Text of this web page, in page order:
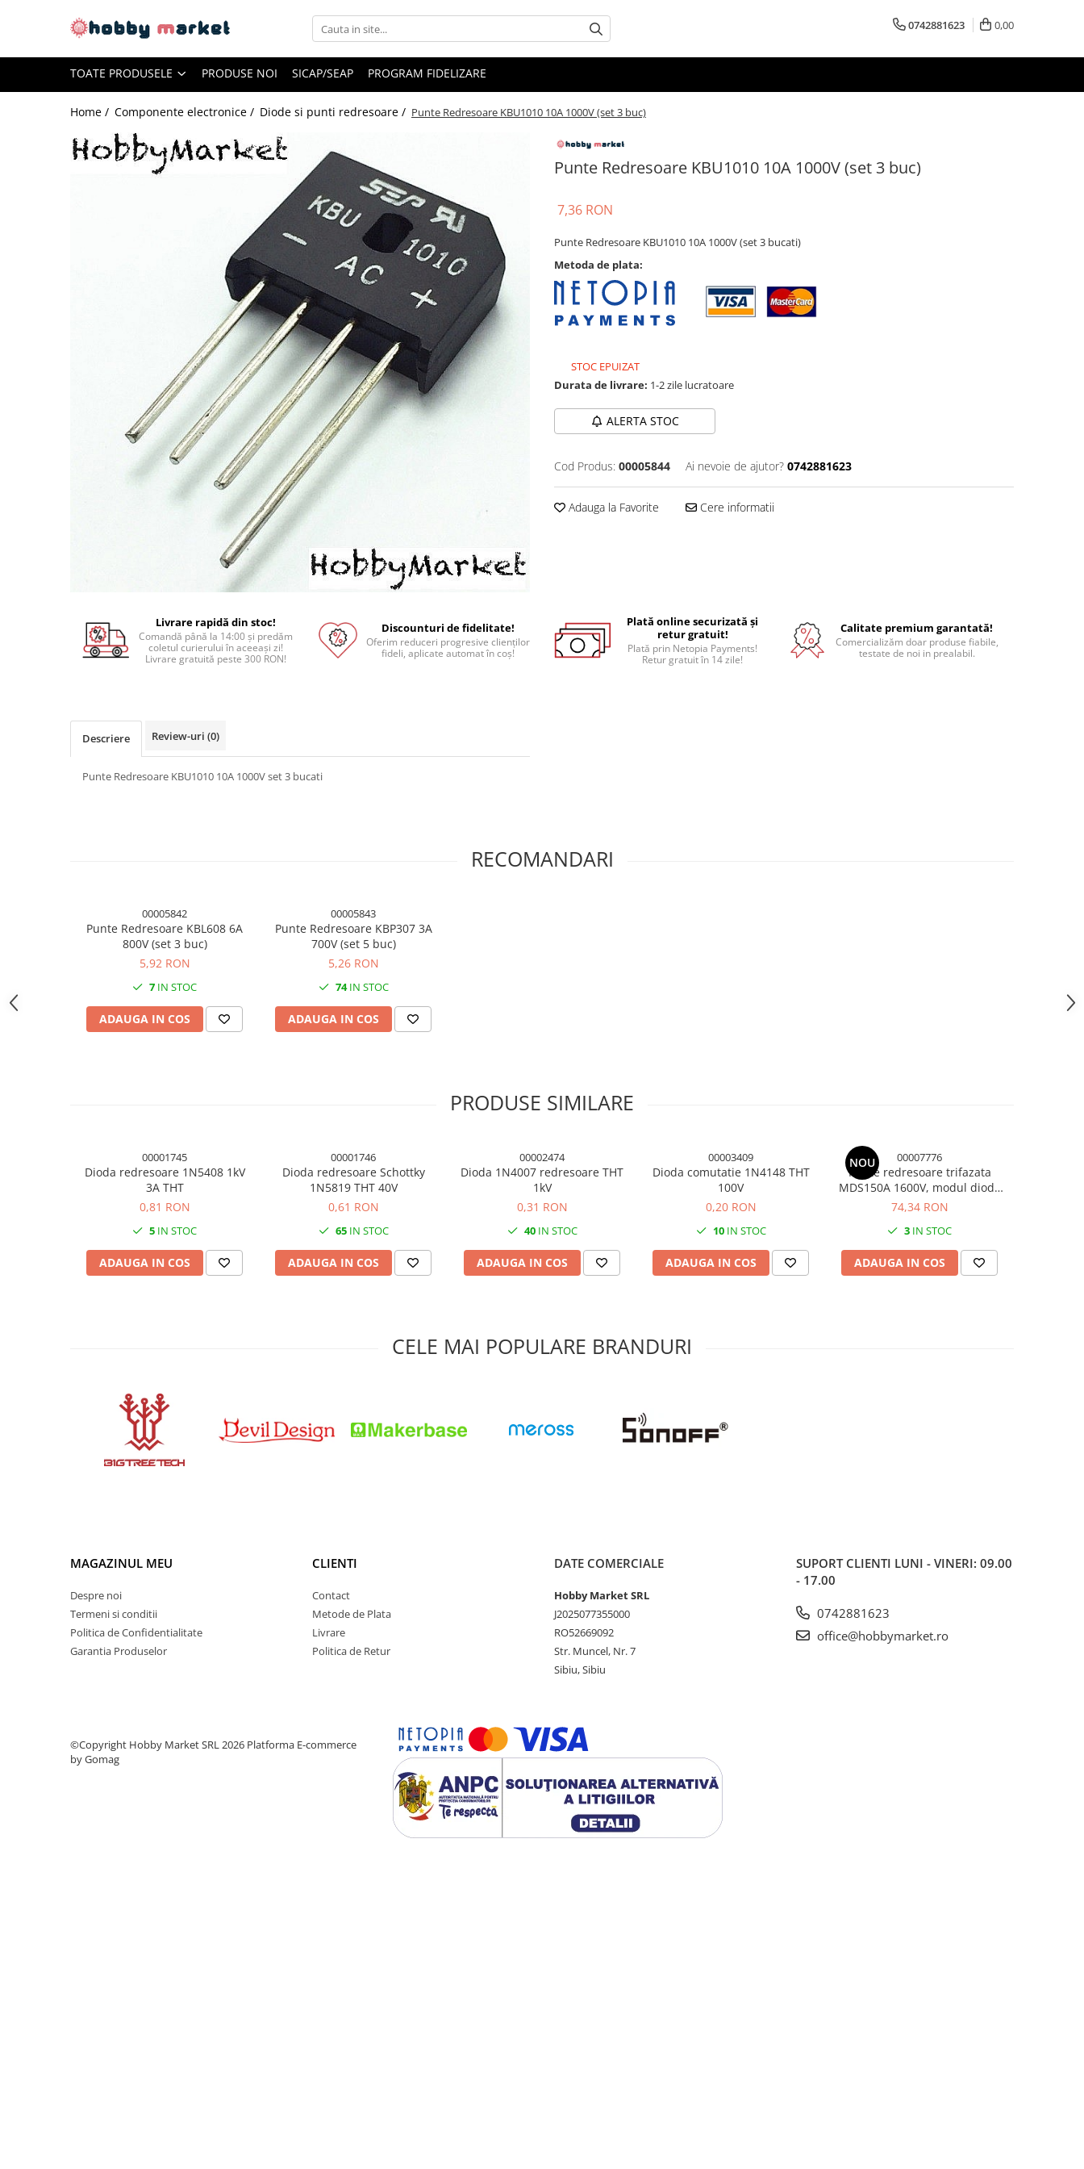
Extrudere si accesorii
Incarcare, descarcare si afisare
Accesorii baterii si acumulatori
Module atasabile Arduino
Module Wireless
Motoare si variatoare
Surse de alimentare
Alimentatoare AC-DC
Scule manuale si electrice
Lipit si accesorii lipit
Cabluri, conectori si izolatie
Componente electronice
Condensatori si rezonatoare
Intrerupatoare
Accesorii trotinete electrice
0742881623 0,00
TOATE PRODUSELE PRODUSE NOI SICAP/SEAP PROGRAM FIDELIZARE
Home / Componente electronice / Diode si punti redresoare / Punte Redresoare KBU1010 10A 1000V (set 3 buc)
Punte Redresoare KBU1010 10A 1000V (set 3 buc)
7,36 RON
Punte Redresoare KBU1010 10A 1000V (set 3 bucati)
Metoda de plata:
STOC EPUIZAT
Durata de livrare: 1-2 zile lucratoare
ALERTA STOC
Cod Produs: 00005844 Ai nevoie de ajutor? 0742881623
Adauga la Favorite Cere informatii
Livrare rapidă din stoc!
Comandă până la 14:00 și predăm
coletul curierului în aceeași zi!
Livrare gratuită peste 300 RON!
Discounturi de fidelitate!
Oferim reduceri progresive clienților
fideli, aplicate automat în coș!
Plată online securizată și
retur gratuit!
Plată prin Netopia Payments!
Retur gratuit în 14 zile!
Calitate premium garantată!
Comercializăm doar produse fiabile,
testate de noi in prealabil.
Descriere Review-uri (0)
Punte Redresoare KBU1010 10A 1000V set 3 bucati
RECOMANDARI
00005842
Punte Redresoare KBL608 6A
800V (set 3 buc)
5,92 RON
7 IN STOC
ADAUGA IN COS
00005843
Punte Redresoare KBP307 3A
700V (set 5 buc)
5,26 RON
74IN STOC
ADAUGA IN COS
PRODUSE SIMILARE
00001745
Dioda redresoare 1N5408 1kV
3A THT
0,81 RON
5 IN STOC
ADAUGA IN COS
00001746
Dioda redresoare Schottky
1N5819 THT 40V
0,61 RON
65IN STOC
ADAUGA IN COS
00002474
Dioda 1N4007 redresoare THT
1kV
0,31 RON
40IN STOC
ADAUGA IN COS
00003409
Dioda comutatie 1N4148 THT
100V
0,20 RON
10IN STOC
ADAUGA IN COS
NOU 00007776
Punte redresoare trifazata
MDS150A 1600V, modul diode
150A, tip standard SanRex
74,34 RON
3 IN STOC
ADAUGA IN COS
CELE MAI POPULARE BRANDURI
MAGAZINUL MEU
Despre noi
Termeni si conditii
Politica de Confidentialitate
Garantia Produselor
CLIENTI
Contact
Metode de Plata
Livrare
Politica de Retur
DATE COMERCIALE
Hobby Market SRL
J2025077355000
RO52669092
Str. Muncel, Nr. 7
Sibiu, Sibiu
SUPORT CLIENTI LUNI - VINERI: 09.00
- 17.00
0742881623
office@hobbymarket.ro
©Copyright Hobby Market SRL 2026 Platforma E-commerce
by Gomag